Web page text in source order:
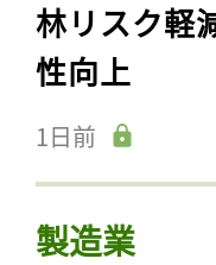
林リスク軽
性向上
1日前
製造業